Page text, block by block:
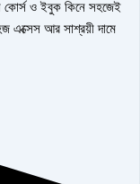
কোর্স ও ইবুক কিনে সহজেই
এক্সেস আর সাশ্রয়ী দামে